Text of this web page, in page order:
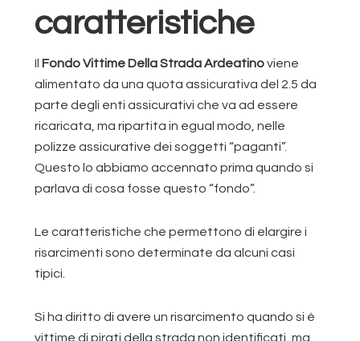
caratteristiche
Il Fondo Vittime Della Strada Ardeatinoviene
alimentato da una quota assicurativa del 2.5 da
parte degli enti assicurativi che va ad essere
ricaricata, ma ripartita in egual modo, nelle
polizze assicurative dei soggetti “paganti”.
Questo lo abbiamo accennato prima quando si
parlava di cosa fosse questo “fondo”.
Le caratteristiche che permettono di elargire i
risarcimenti sono determinate da alcuni casi
tipici.
Si ha diritto di avere un risarcimento quando si è
vittime di pirati della strada non identificati, ma